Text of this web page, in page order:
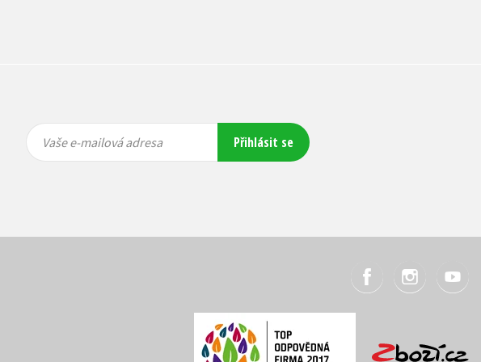
mailová
mailová
Vaše e-mailová adresa Přihlásit se